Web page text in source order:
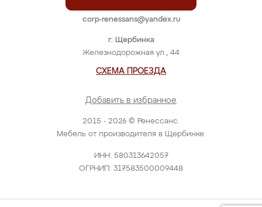
2015 - 2026 © Ренессанс.
Мебель от производителя в Щербинке.
ИНН: 580313642057
ОГРНИП: 317583500009448
г. Щербинка
Железнодорожная ул., 44
СХЕМА ПРОЕЗДА
Добавить в избранное
corp-renessans@yandex.ru